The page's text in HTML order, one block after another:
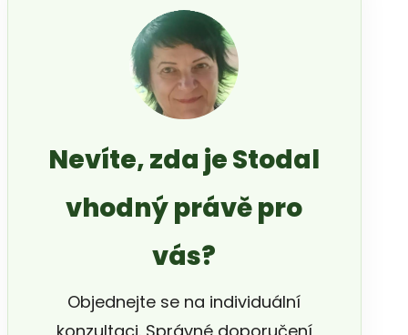
Nevíte, zda je Stodal
vhodný právě pro
vás?
Objednejte se na individuální